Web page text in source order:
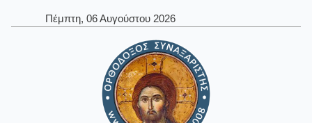
Πέμπτη, 06 Αυγούστου 2026